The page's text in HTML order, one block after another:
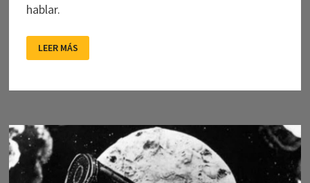
hablar.
HISTORIA
DEL
CINE
MONTAJE
FÍLMICA
LEER MÁS